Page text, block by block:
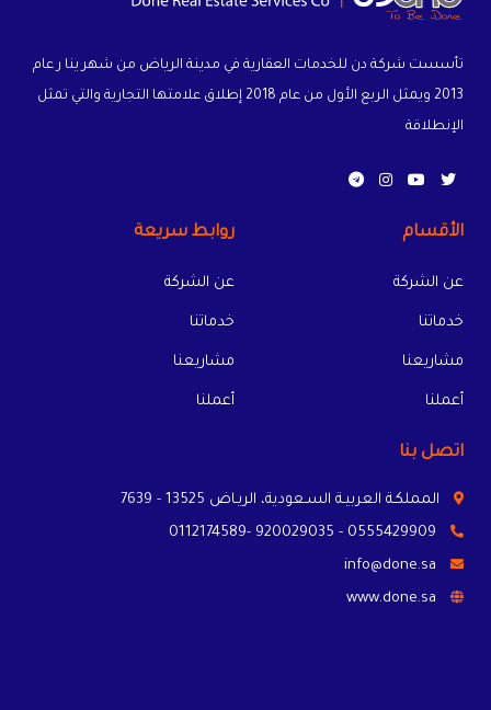
تأسست شركة دن للخدمات العقارية في مدينة الرياض من شهر ينا ر عام
2013 ويمثل الربع الأول من عام 2018 إطلاق علامتها التجارية والتي تمثل
الإنطلاقة
الأقسام
عن الشركة
خدماتنا
مشاريعنا
أعملنا
روابط سريعة
عن الشركة
خدماتنا
مشاريعنا
أعملنا
اتصل بنا
المملكـة العربيـة السـعودية، الريـاض 13525 - 7639
0555429909 - 920029035 -0112174589
info@done.sa
www.done.sa